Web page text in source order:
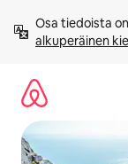
sisältö
väliin
Osa tiedoista
alkuperäinen